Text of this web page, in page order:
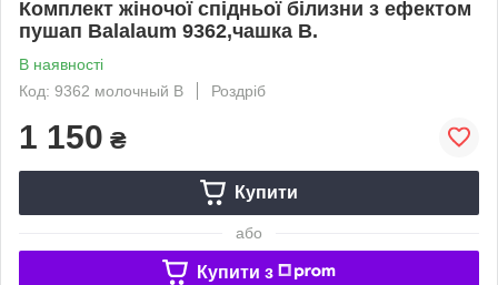
Комплект жіночої спідньої білизни з ефектом
пушап Balalaum 9362,чашка В.
В наявності
Код: 9362 молочный В
Роздріб
1 150 ₴
Купити
або
Купити з